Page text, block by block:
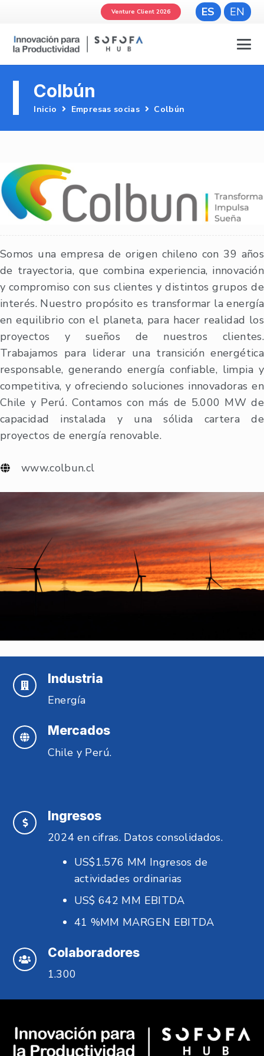
Venture Client 2026 ES EN
Colbún
Inicio Empresas socias Colbún
Somos una empresa de origen chileno con 39 años
de trayectoria, que combina experiencia, innovación
y compromiso con sus clientes y distintos grupos de
interés. Nuestro propósito es transformar la energía
en equilibrio con el planeta, para hacer realidad los
proyectos y sueños de nuestros clientes.
Trabajamos para liderar una transición energética
responsable, generando energía confiable, limpia y
competitiva, y ofreciendo soluciones innovadoras en
Chile y Perú. Contamos con más de 5.000 MW de
capacidad instalada y una sólida cartera de
proyectos de energía renovable.
www.colbun.cl
Industria
Energía
Mercados
Chile y Perú.
Ingresos
2024 en cifras. Datos consolidados.
US$1.576 MM Ingresos de
actividades ordinarias
US$ 642 MM EBITDA
41 %MM MARGEN EBITDA
Colaboradores
1.300